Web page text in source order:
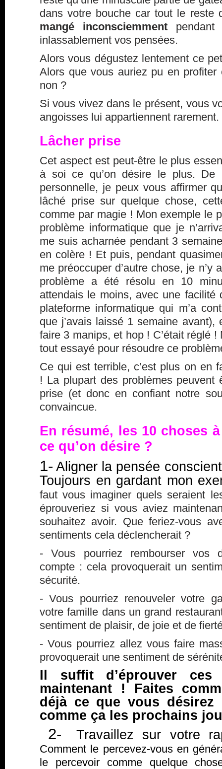
dans votre bouche car tout le
mangé inconsciemment pendant
inlassablement vos pensées.
Alors vous dégustez lentement ce
Alors que vous auriez pu en profiter
non ?
Si vous vivez dans le présent, vous
angoisses lui appartiennent rarement.
Lâcher prise
Cet aspect est peut-être le plus
à soi ce qu’on désire le plus. De
personnelle, je peux vous affirmer
lâché prise sur quelque chose,
comme par magie ! Mon exemple le
problème informatique que je
me suis acharnée pendant 3
en colère ! Et puis, pendant
me préoccuper d’autre chose, je n’y
problème a été résolu en 10
attendais le moins, avec une facilité
plateforme informatique qui m’a
que j’avais laissé 1 semaine avant),
faire 3 manips, et hop ! C’était réglé !
tout essayé pour résoudre ce
Ce qui est terrible, c’est plus on en
! La plupart des problèmes peuvent
prise (et donc en confiant notre
convaincue.
En résumé, les 10 choses
ce qu’on désire ?
1- Aligner la pensée
Toujours en gardant mon
faut vous imaginer quels seraient
éprouveriez si vous aviez
souhaitez avoir. Que feriez-vous
sentiments cela déclencherait ?
- Vous pourriez rembourser vos
compte : cela provoquerait un
sécurité.
- Vous pourriez renouveler votre
votre famille dans un grand
sentiment de plaisir, de joie et de
- Vous pourriez allez vous faire
provoquerait une sentiment de
Il suffit d’éprouver ces
maintenant ! Faites
déjà ce que vous
comme ça les prochains
2- Travaillez sur votre
Comment le percevez-vous en
le percevoir comme quelque